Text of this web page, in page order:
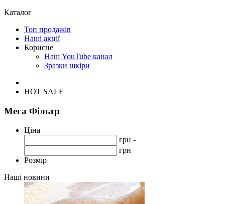
Каталог
Топ продажів
Наші акції
Корисне
Наш YouTube канал
Зразки шкіри
HOT SALE
Мега Фільтр
Ціна
грн -
грн
Розмір
Наші новини